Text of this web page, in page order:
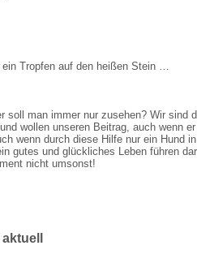
Tropfen auf den heißen Stein …
soll man immer nur zusehen? Wir sind
wollen unseren Beitrag, auch wenn
wenn durch diese Hilfe nur ein Hund in
gutes und glückliches Leben führen
nicht umsonst!